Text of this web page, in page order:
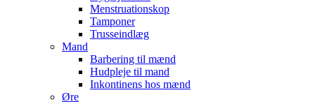
Menstruationskop
Tamponer
Trusseindlæg
Mand
Barbering til mænd
Hudpleje til mand
Inkontinens hos mænd
Øre